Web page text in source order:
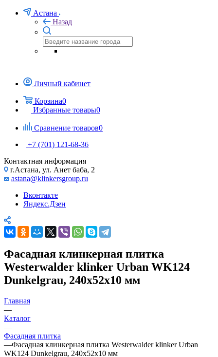
Астана
Назад
Личный кабинет
Корзина0
Избранные товары0
Сравнение товаров0
+7 (701) 121-68-36
Контактная информация
г.Астана, ул. Анет баба, 2
astana@klinkersgroup.ru
Вконтакте
Яндекс.Дзен
Фасадная клинкерная плитка
Westerwalder klinker Urban WK124
Dunkelgrau, 240х52х10 мм
Главная
—
Каталог
—
Фасадная плитка
—Фасадная клинкерная плитка Westerwalder klinker Urban
WK124 Dunkelgrau, 240х52х10 мм